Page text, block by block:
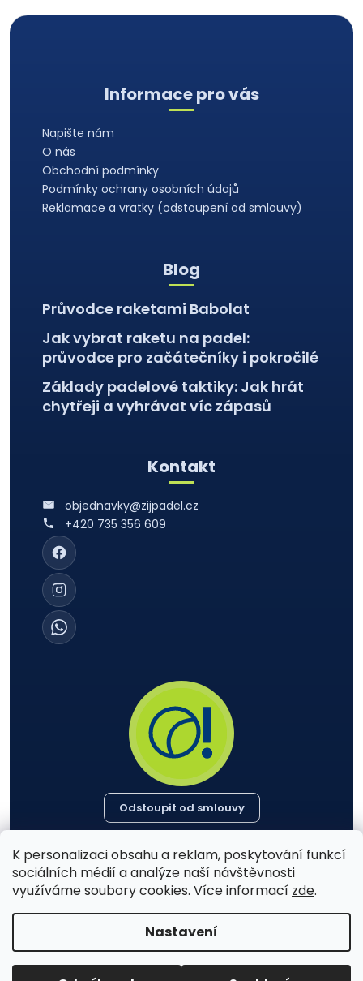
K personalizaci obsahu a reklam, poskytování funkcí
sociálních médií a analýze naší návštěvnosti
využíváme soubory cookies. Více informací zde.
Nastavení
Informace pro vás
Napište nám
O nás
Obchodní podmínky
Podmínky ochrany osobních údajů
Reklamace a vratky (odstoupení od smlouvy)
Blog
Průvodce raketami Babolat
Jak vybrat raketu na padel:
průvodce pro začátečníky i pokročilé
Základy padelové taktiky: Jak hrát
chytřeji a vyhrávat víc zápasů
Kontakt
objednavky@zijpadel.cz
+420 735 356 609
Odstoupit od smlouvy
PŘIJÍMÁME PLATBY
Copyright 2026Žij padel!. Všechna práva vyhrazena.